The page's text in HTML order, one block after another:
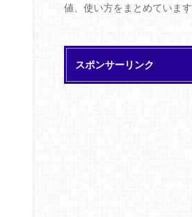
値、使い方をまとめています
スポンサーリンク